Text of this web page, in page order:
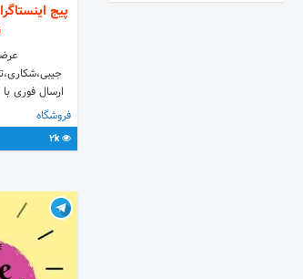
پیج
ارسال فوری
وقت به
تماس ۰۹۳۶۸۳۹۸۷۰
فروشگاه
2k